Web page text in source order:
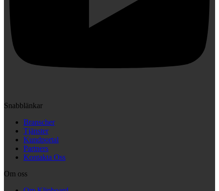
Snabblänkar
Branscher
Tjänster
Kundportal
Partners
Kontakta Oss
Om oss